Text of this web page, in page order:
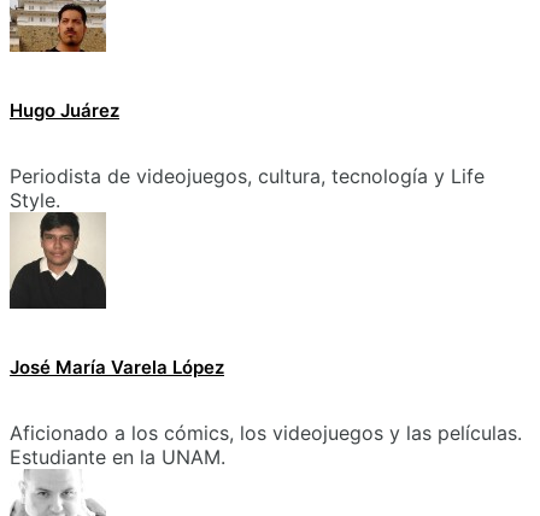
Hugo Juárez
Periodista de videojuegos, cultura, tecnología y Life
Style.
José María Varela López
Aficionado a los cómics, los videojuegos y las películas.
Estudiante en la UNAM.